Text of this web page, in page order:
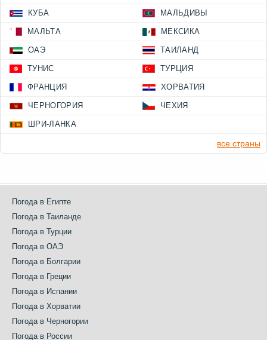
КУБА МАЛЬДИВЫ
МАЛЬТА МЕКСИКА
ОАЭ ТАИЛАНД
ТУНИС ТУРЦИЯ
ФРАНЦИЯ ХОРВАТИЯ
ЧЕРНОГОРИЯ ЧЕХИЯ
ШРИ-ЛАНКА
все страны
Погода в Египте
Погода в Таиланде
Погода в Турции
Погода в ОАЭ
Погода в Болгарии
Погода в Греции
Погода в Испании
Погода в Хорватии
Погода в Черногории
Погода в России